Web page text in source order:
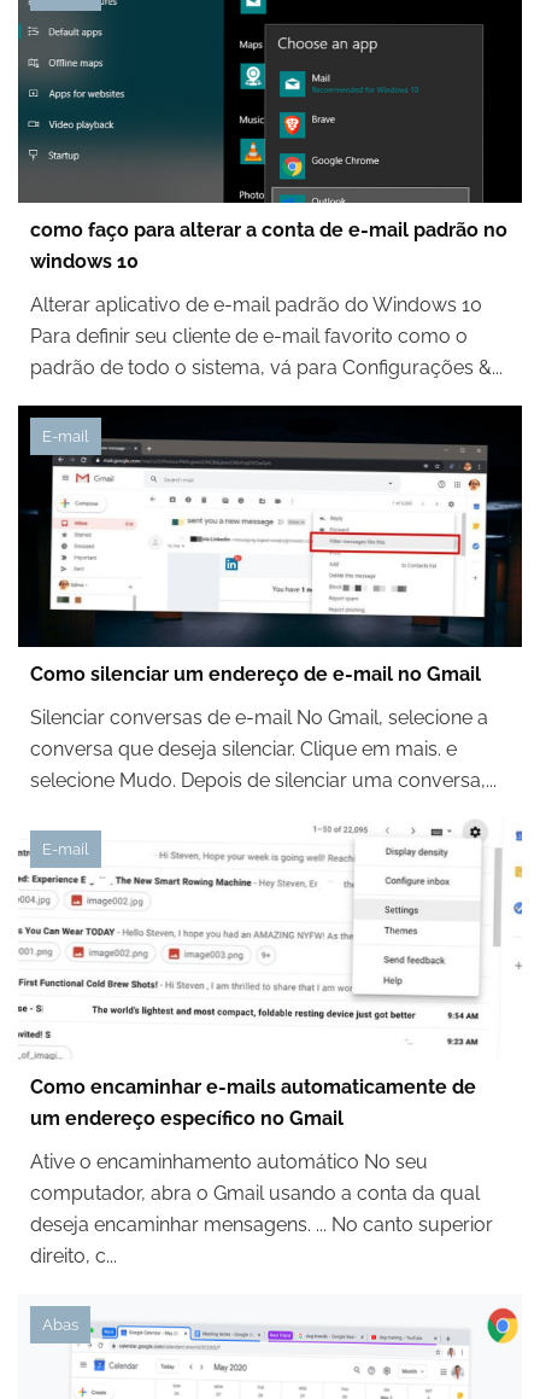
como faço para alterar a conta de e-mail padrão no
windows 10
Alterar aplicativo de e-mail padrão do Windows 10
Para definir seu cliente de e-mail favorito como o
padrão de todo o sistema, vá para Configurações &...
E-mail
Como silenciar um endereço de e-mail no Gmail
Silenciar conversas de e-mail No Gmail, selecione a
conversa que deseja silenciar. Clique em mais. e
selecione Mudo. Depois de silenciar uma conversa,...
E-mail
Como encaminhar e-mails automaticamente de
um endereço específico no Gmail
Ative o encaminhamento automático No seu
computador, abra o Gmail usando a conta da qual
deseja encaminhar mensagens. ... No canto superior
direito, c...
Abas